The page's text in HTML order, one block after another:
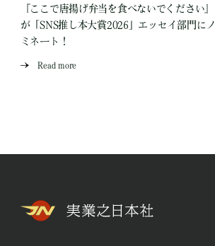
『ここで唐揚げ弁当を食べないでください』
が「SNS推し本大賞2026」エッセイ部門にノ
ミネート！
Read more